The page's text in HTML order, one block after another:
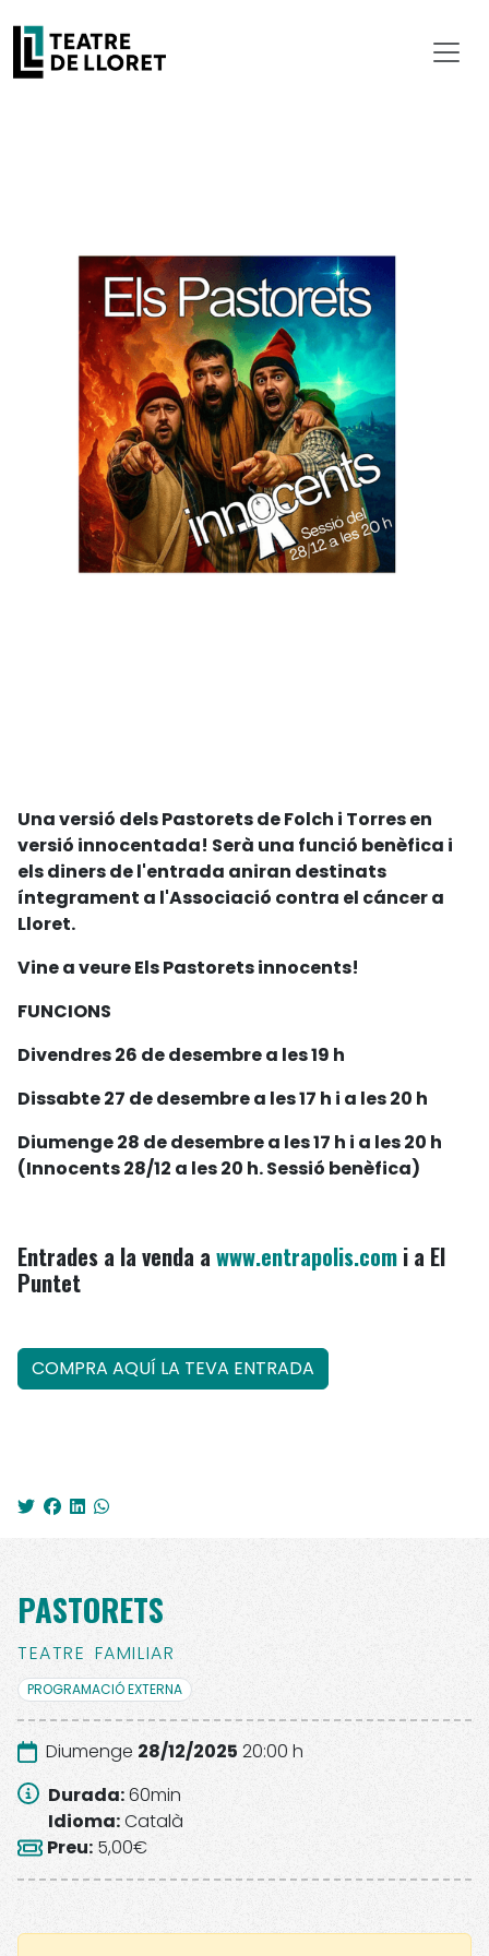
Previous
Una versió dels Pastorets de Folch i Torres en
versió innocentada! Serà una funció benèfica i
els diners de l'entrada aniran destinats
íntegrament a l'Associació contra el cáncer a
Lloret.
Vine a veure Els Pastorets innocents!
FUNCIONS
Divendres 26 de desembre a les 19 h
Dissabte 27 de desembre a les 17 h i a les 20 h
Diumenge 28 de desembre a les 17 h i a les 20 h
(Innocents 28/12 a les 20 h.Sessió benèfica)
Entrades a la venda a www.entrapolis.com i a El
Puntet
COMPRA AQUÍ LA TEVA ENTRADA
PASTORETS
TEATRE FAMILIAR
PROGRAMACIÓ EXTERNA
Diumenge 28/12/2025 20:00 h
Durada:60min
Idioma:Català
Preu: 5,00€